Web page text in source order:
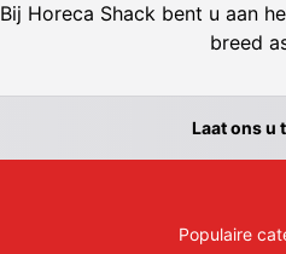
Bij Horeca Shack bent u aan
breed
Laat ons u
Populaire